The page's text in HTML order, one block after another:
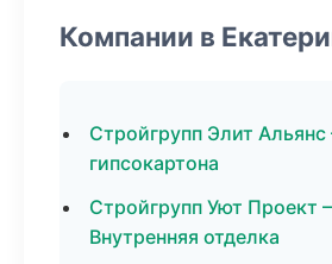
Компании в
Стройгрупп Элит
гипсокартона
Стройгрупп Уют Проект
Внутренняя отделка